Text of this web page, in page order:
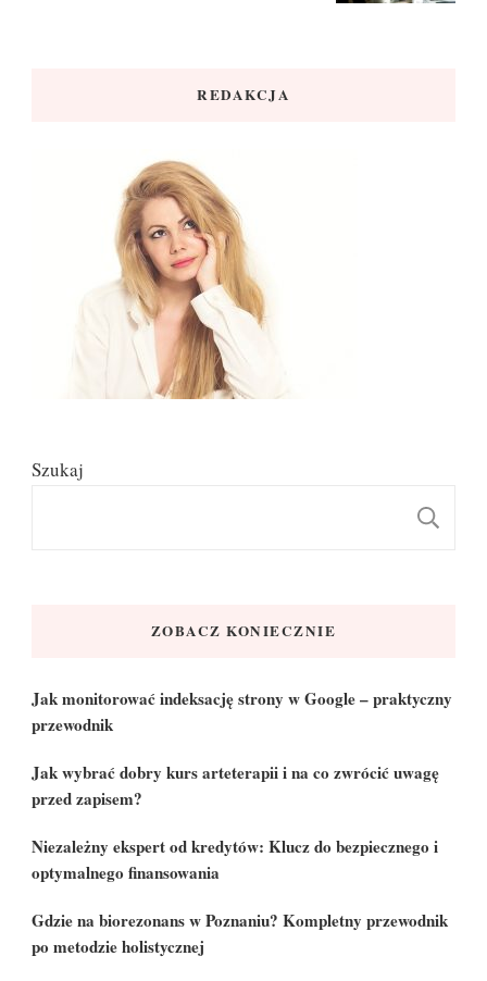
REDAKCJA
Szukaj
ZOBACZ KONIECZNIE
Jak monitorować indeksację strony w Google – praktyczny
przewodnik
Jak wybrać dobry kurs arteterapii i na co zwrócić uwagę
przed zapisem?
Niezależny ekspert od kredytów: Klucz do bezpiecznego i
optymalnego finansowania
Gdzie na biorezonans w Poznaniu? Kompletny przewodnik
po metodzie holistycznej